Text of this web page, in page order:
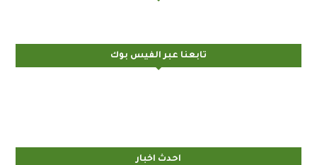
تابعنا عبر الفيس بوك
احدث اخبار